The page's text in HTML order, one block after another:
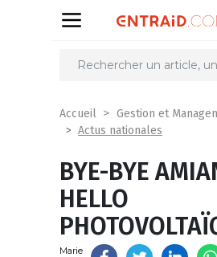
Partager
Accueil
Gestion et
Actus nationales
BYE-BYE
HELLO
Marie